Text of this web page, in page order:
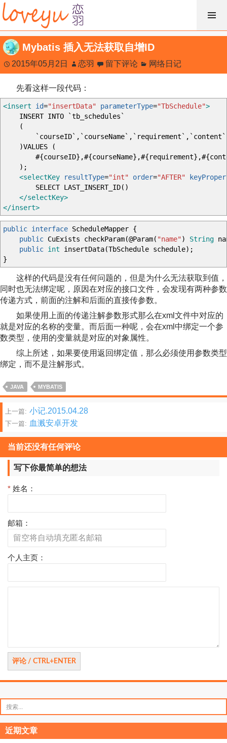
跳
过
内
容
Mybatis 插入无法获取自增ID
2015年05月2日 恋羽 留下评论 网络日记
先看这样一段代码：
<insert id="insertData" parameterType="TbSchedule">
INSERT INTO `tb_schedules`
(
)VALUES (
);
<selectKey
resultType="int" order="AFTER"
SELECT LAST_INSERT_ID()
</selectKey>
</insert>
public interface ScheduleMapper {
public CuExists checkParam(@Param( "name") String
public int insertData(TbSchedule schedule) ;
}
这样的代码是没有任何问题的，但是为什么无法获取到值，
同时也无法绑定呢，原因在对应的接口文件，会发现有两种参数
传递方式，前面的注解和后面的直接传参数。
如果使用上面的传递注解参数形式那么在xml文件中对应的
就是对应的名称的变量。而后面一种呢，会在xml中绑定一个参
数类型，使用的变量就是对应的对象属性。
综上所述，如果要使用返回绑定值，那么必须使用参数类型
绑定，而不是注解形式。
JAVA MYBATIS
文
章
分
页
上一篇: 小记.2015.04.28
下一篇: 血溅安卓开发
当前还没有任何评论
写下你最简单的想法
* 姓名：
邮箱：
个人主页：
索：
近期文章